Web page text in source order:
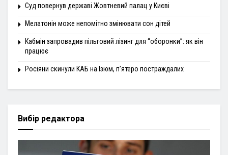
Суд повернув державі Жовтневий палац у Києві
Мелатонін може непомітно змінювати сон дітей
Кабмін запровадив пільговий лізинг для “оборонки”: як він
працює
Росіяни скинули КАБ на Ізюм, п’ятеро постраждалих
Вибір редактора